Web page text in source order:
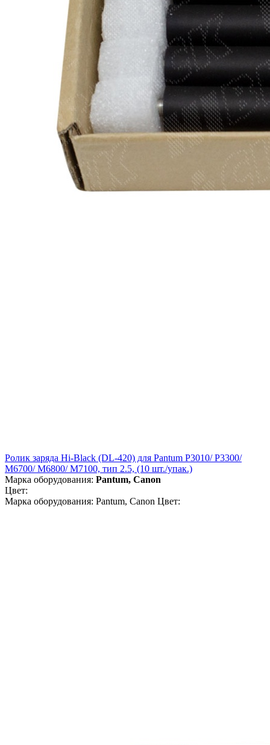
Ролик заряда Hi-Black (DL-420) для Pantum P3010/ P3300/
M6700/ M6800/ M7100, тип 2.5, (10 шт./упак.)
Марка оборудования: Pantum, Canon
Цвет:
Марка оборудования: Pantum, Canon Цвет: